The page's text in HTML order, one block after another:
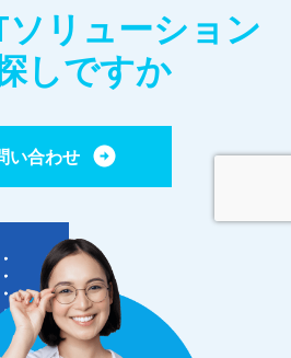
リューション
しですか
い合わせ